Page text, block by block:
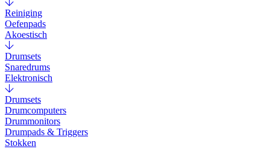
Reiniging
Oefenpads
Akoestisch
Drumsets
Snaredrums
Elektronisch
Drumsets
Drumcomputers
Drummonitors
Drumpads & Triggers
Stokken